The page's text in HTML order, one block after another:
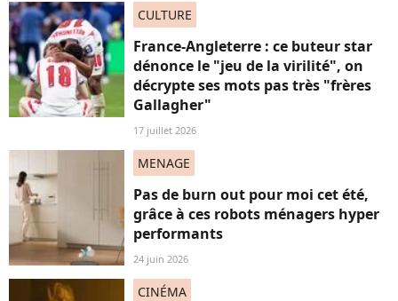
CULTURE
France-Angleterre : ce buteur star
dénonce le "jeu de la virilité", on
décrypte ses mots pas très "frères
Gallagher"
17 juillet 2026
MENAGE
Pas de burn out pour moi cet été,
grâce à ces robots ménagers hyper
performants
24 juin 2026
CINÉMA